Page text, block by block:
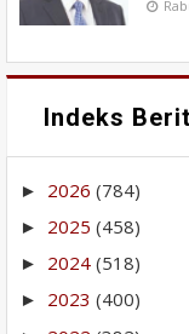
Indeks
► 2026 (784)
► 2025 (458)
► 2024 (518)
► 2023 (400)